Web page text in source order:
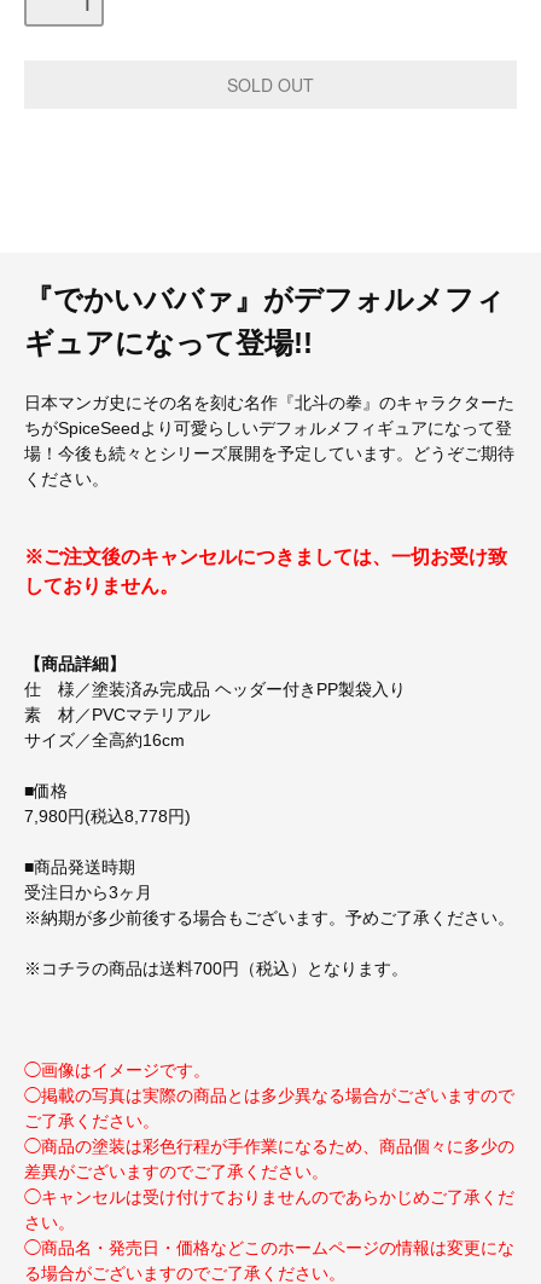
『でかいババァ』がデフォルメフィ
ギュアになって登場!!
日本マンガ史にその名を刻む名作『北斗の拳』のキャラクターた
ちがSpiceSeedより可愛らしいデフォルメフィギュアになって登
場！今後も続々とシリーズ展開を予定しています。どうぞご期待
ください。
※ご注文後のキャンセルにつきましては、一切お受け致
しておりません。
【商品詳細】
仕 様／塗装済み完成品 ヘッダー付きPP製袋入り
素 材／PVCマテリアル
サイズ／全高約16cm
■価格
7,980円(税込8,778円)
■商品発送時期
受注日から3ヶ月
※納期が多少前後する場合もございます。予めご了承ください。
※コチラの商品は送料700円（税込）となります。
◯画像はイメージです。
◯掲載の写真は実際の商品とは多少異なる場合がございますので
ご了承ください。
◯商品の塗装は彩色行程が手作業になるため、商品個々に多少の
差異がございますのでご了承ください。
◯キャンセルは受け付けておりませんのであらかじめご了承くだ
さい。
◯商品名・発売日・価格などこのホームページの情報は変更にな
る場合がございますのでご了承ください。